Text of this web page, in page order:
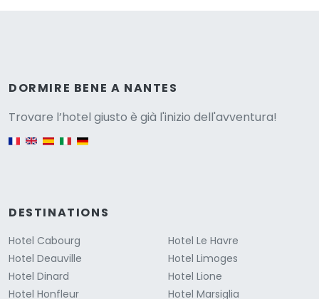
DORMIRE BENE A NANTES
Trovare l’hotel giusto è già l'inizio dell'avventura!
English version
DESTINATIONS
Hotel Cabourg
Hotel Deauville
Hotel Dinard
Hotel Honfleur
Hotel Le Havre
Hotel Limoges
Hotel Lione
Hotel Marsiglia